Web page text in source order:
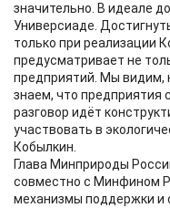
значительно. В идеале
Универсиаде.
только при реализации
предусматривает не
предприятий. Мы видим,
знаем, что предприятия
разговор идёт
участвовать в
Кобылкин.
Глава Минприроды
совместно с Минфином
механизмы поддержки и